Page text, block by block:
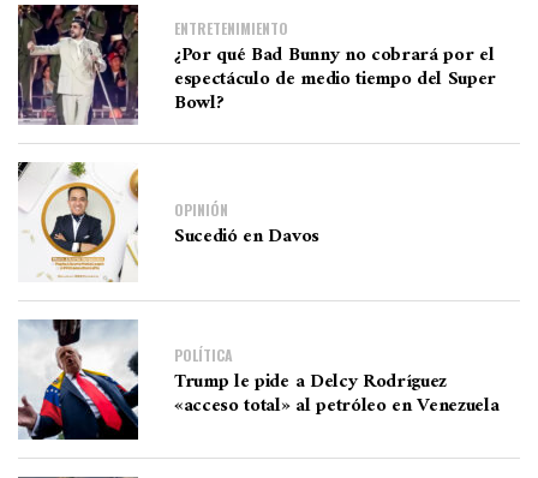
ENTRETENIMIENTO
¿Por qué Bad Bunny no cobrará por el
espectáculo de medio tiempo del Super
Bowl?
OPINIÓN
Sucedió en Davos
POLÍTICA
Trump le pide a Delcy Rodríguez
«acceso total» al petróleo en Venezuela